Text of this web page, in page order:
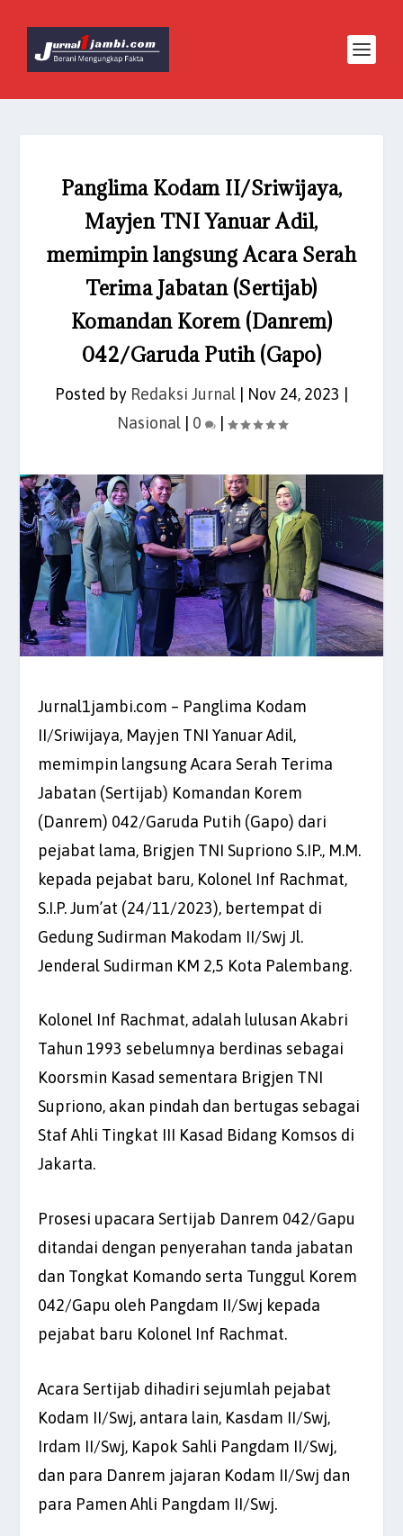
Panglima Kodam II/Sriwijaya,
Mayjen TNI Yanuar Adil,
memimpin langsung Acara Serah
Terima Jabatan (Sertijab)
Komandan Korem (Danrem)
042/Garuda Putih (Gapo)
Posted by Redaksi Jurnal Nov 24, 2023
Nasional| 0 |
Jurnal1jambi.com – Panglima Kodam
II/Sriwijaya, Mayjen TNI Yanuar Adil,
memimpin langsung Acara Serah Terima
Jabatan (Sertijab) Komandan Korem
(Danrem) 042/Garuda Putih (Gapo) dari
pejabat lama, Brigjen TNI Supriono S.IP., M.M.
kepada pejabat baru, Kolonel Inf Rachmat,
S.I.P. Jum’at (24/11/2023), bertempat di
Gedung Sudirman Makodam II/Swj Jl.
Jenderal Sudirman KM 2,5 Kota Palembang.
Kolonel Inf Rachmat, adalah lulusan Akabri
Tahun 1993 sebelumnya berdinas sebagai
Koorsmin Kasad sementara Brigjen TNI
Supriono, akan pindah dan bertugas sebagai
Staf Ahli Tingkat III Kasad Bidang Komsos di
Jakarta.
Prosesi upacara Sertijab Danrem 042/Gapu
ditandai dengan penyerahan tanda jabatan
dan Tongkat Komando serta Tunggul Korem
042/Gapu oleh Pangdam II/Swj kepada
pejabat baru Kolonel Inf Rachmat.
Acara Sertijab dihadiri sejumlah pejabat
Kodam II/Swj, antara lain, Kasdam II/Swj,
Irdam II/Swj, Kapok Sahli Pangdam II/Swj,
dan para Danrem jajaran Kodam II/Swj dan
para Pamen Ahli Pangdam II/Swj.